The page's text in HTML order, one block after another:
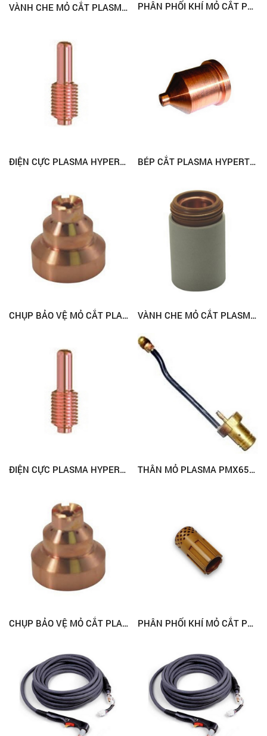
VÀNH CHE MỎ CẮT PLASMA HYPERTHERM 220713/19 (PMX45) PHÂN PHỐI KHÍ MỎ CẮT PLASMA HYPERTHERM 220670 (PMX45)
ĐIỆN CỰC PLASMA HYPERTHERM 120926 (PMX1250) BÉP CẮT PLASMA HYPERTHERM 120931 (PMX1250)
CHỤP BẢO VỆ MỎ CẮT PLASMA HYPERTHERM 120929 (PMX1250) VÀNH CHE MỎ CẮT PLASMA HYPERTHERM 120928 (PMX1250)
ĐIỆN CỰC PLASMA HYPERTHERM 220037 (PMX1650) THÂN MỎ PLASMA PMX65/85/105
CHỤP BẢO VỆ MỎ CẮT PLASMA HYPERTHERM 220065 (PMX1650) PHÂN PHỐI KHÍ MỎ CẮT PLASMA HYPERTHERM 220051 (PMX1650)